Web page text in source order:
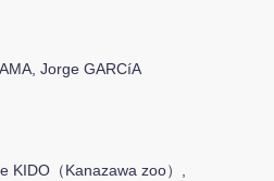
Jorge GARCíA
KIDO（Kanazawa zoo）,